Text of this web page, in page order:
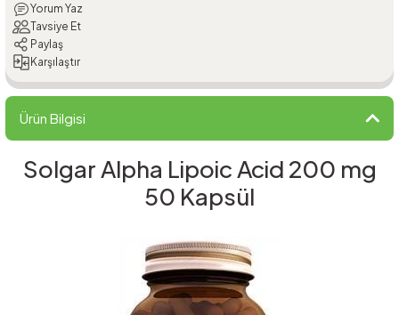
Yorum Yaz
Tavsiye Et
Paylaş
Karşılaştır
Ürün Bilgisi
Solgar Alpha Lipoic Acid 200 mg
50 Kapsül